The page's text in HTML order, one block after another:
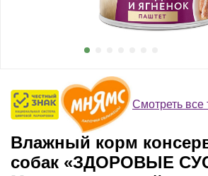
Смотреть все
Влажный корм
собак «ЗДОРОВЫЕ